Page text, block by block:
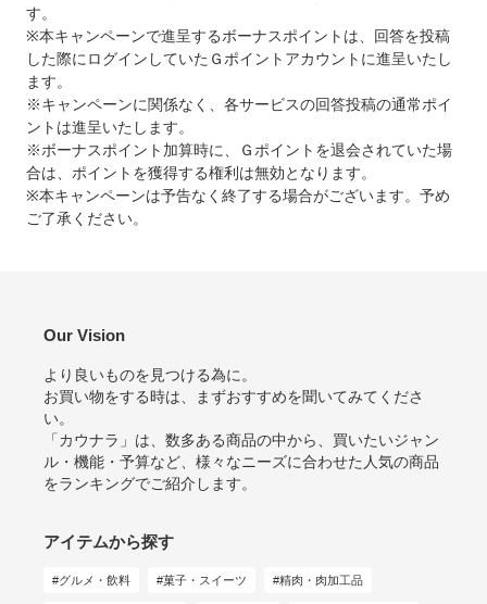
す。
※本キャンペーンで進呈するボーナスポイントは、回答を投稿
した際にログインしていたＧポイントアカウントに進呈いたし
ます。
※キャンペーンに関係なく、各サービスの回答投稿の通常ポイ
ントは進呈いたします。
※ボーナスポイント加算時に、Ｇポイントを退会されていた場
合は、ポイントを獲得する権利は無効となります。
※本キャンペーンは予告なく終了する場合がございます。予め
ご了承ください。
Our Vision
より良いものを見つける為に。
お買い物をする時は、まずおすすめを聞いてみてくださ
い。
「カウナラ」は、数多ある商品の中から、買いたいジャン
ル・機能・予算など、様々なニーズに合わせた人気の商品
をランキングでご紹介します。
アイテムから探す
グルメ・飲料 菓子・スイーツ 精肉・肉加工品